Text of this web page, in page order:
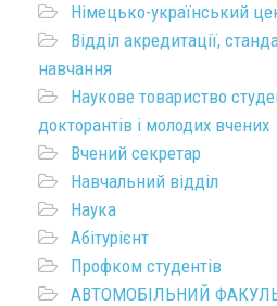
Німецько-український
Відділ акредитації,
навчання
Наукове товариство
докторантів і молодих вчених
Вчений секретар
Навчальний відділ
Наука
Абітурієнт
Профком студентів
АВТОМОБІЛЬНИЙ